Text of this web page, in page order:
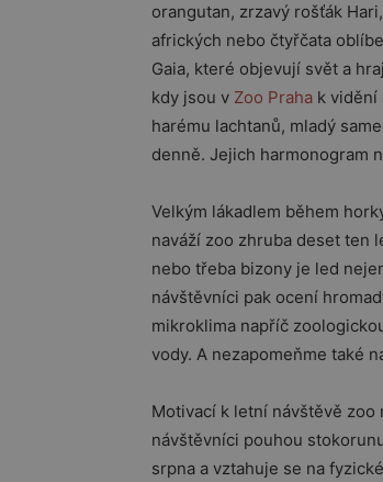
orangutan, zrzavý rošťák
afrických nebo čtyřčata
Gaia, které objevují svět a
kdy jsou v Zoo Praha k vidění
harému lachtanů, mladý
denně. Jejich harmonogram
Velkým lákadlem během
naváží zoo zhruba deset ten
nebo třeba bizony je led
návštěvníci pak ocení
mikroklima napříč
vody. A nezapomeňme také
Motivací k letní návštěvě
návštěvníci pouhou
srpna a vztahuje se na